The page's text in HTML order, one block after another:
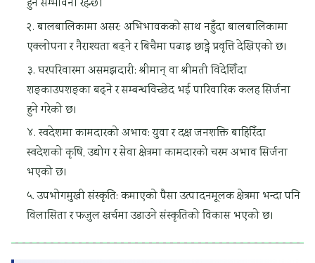
हुने सम्भावना रहन्छ।
२. बालबालिकामा असर: अभिभावकको साथ नहुँदा बालबालिकामा
एक्लोपना र नैराश्यता बढ्ने र बिचैमा पढाइ छाड्ने प्रवृत्ति देखिएको छ।
३. घरपरिवारमा असमझदारी: श्रीमान् वा श्रीमती विदेशिँदा
शङ्काउपशङ्का बढ्ने र सम्बन्धविच्छेद भई पारिवारिक कलह सिर्जना
हुने गरेको छ।
४. स्वदेशमा कामदारको अभाव: युवा र दक्ष जनशक्ति बाहिरिँदा
स्वदेशको कृषि, उद्योग र सेवा क्षेत्रमा कामदारको चरम अभाव सिर्जना
भएको छ।
५. उपभोगमुखी संस्कृति: कमाएको पैसा उत्पादनमूलक क्षेत्रमा भन्दा पनि
विलासिता र फजुल खर्चमा उडाउने संस्कृतिको विकास भएको छ।